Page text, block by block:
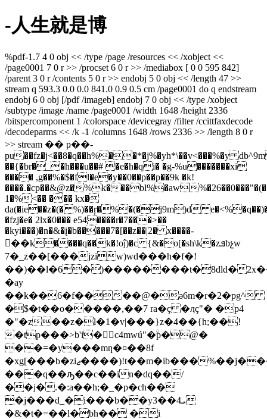
-人生就是博
%pdf-1.7 4 0 obj << /type /page /resources << /xobject <<
/page0001 7 0 r >> /procset 6 0 r >> /mediabox [ 0 0 595 842]
/parent 3 0 r /contents 5 0 r >> endobj 5 0 obj << /length 47 >>
stream q 593.3 0.0 0.0 841.0 0.9 0.5 cm /page0001 do q endstream
endobj 6 0 obj [/pdf /imageb] endobj 7 0 obj << /type /xobject
/subtype /image /name /page0001 /width 1648 /height 2336
/bitspercomponent 1 /colorspace /devicegray /filter /ccittfaxdecode
/decodeparms << /k -1 /columns 1648 /rows 2336 >> /length 8 0 r
>> stream �� ҏ��-
pu��fz�j<��8�q��h%��*�j%�yh*\��v<���%�y
��{�br�_�h���u��# �e�h�qi� �g-%u�������xi
���� ,g��%�$�fl�e�y��0��p��p��9k �k!
����.�cp��&@z�%k���bl%�aw
1�%<�� ��� kx�
da(�ie��z�(� %)��ŗ�%�(�j9m)d
�fzj�e� 2lx�0��� e54����r�7���>��
�kyi���)�n�&�į�b�����7�[��z��|2� x����-
��k����q��k�!oĵ)�c {&�o[�sh\k�zܦbչw
7�_z��[���jziw)wd���h�f�!
��)��l�6�)��������t�8dld�
�ay
��k��6�f����@�ǝ6m�r�2�pg^
�$�t��o�����,��7 ra�ç �ӆç"� �p4
�"�z��z�l�1�v|���}z�4��{h;��!
�tp���>b'i�𾪢c4mwú"�ۨp�@�
��=�y���mƞ�¤��8f
�xg[���b�ziޖ����)!t��m�ib���%��j���mu�t���k�*��gj�
���q��ԡ��c��in�ԁq��/
��j�.�:a��h;�_�p�ch��
�j���d_�i���b��y3��4ܝ
�&�t�=��l�bћ�� �i